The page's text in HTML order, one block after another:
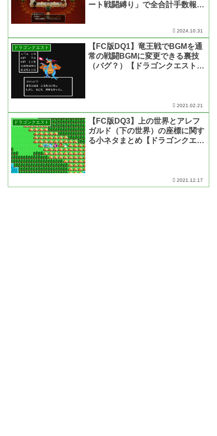
ート戦闘縛り」で全合計手数報酬
2024.10.31
ドラゴンクエスト
【FC版DQ1】竜王戦でBGMを通
常の戦闘BGMに変更できる裏技
（バグ？）【ドラゴンクエスト
2021.02.21
ドラゴンクエスト
【FC版DQ3】上の世界とアレフ
ガルド（下の世界）の座標に関す
る小ネタまとめ【ドラゴンクエス
2021.12.17